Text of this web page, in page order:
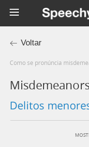
Voltar
Como se pronúncia
delitos